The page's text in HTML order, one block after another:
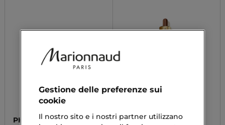
PHYTO
GUERLAIN
Gestione delle preferenze sui
cookie
Il nostro sito e i nostri partner utilizzano